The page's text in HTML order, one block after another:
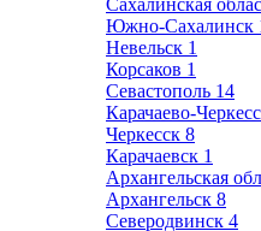
Сахалинская
Южно-Сахалинск
Невельск 1
Корсаков 1
Севастополь 14
Карачаево-
Черкесск 8
Карачаевск 1
Архангельская
Архангельск 8
Северодвинск 4